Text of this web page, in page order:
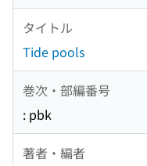
タイトル
Tide pools
巻次・部編番号
: pbk
著者・編者